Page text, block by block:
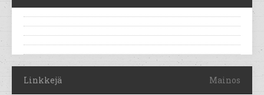
Linkkejä Mainos